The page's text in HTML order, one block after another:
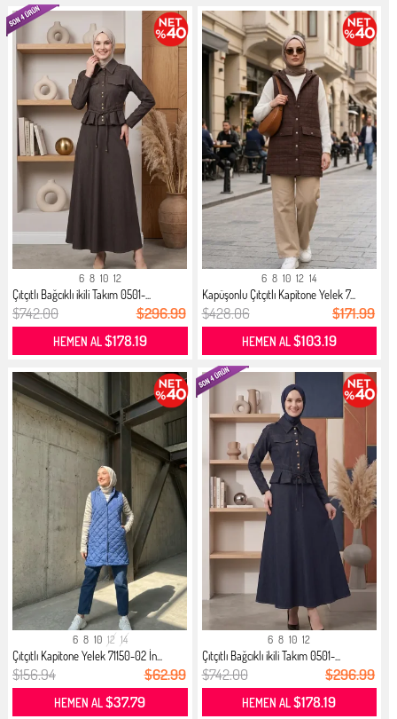
6 8 10 12
Çıtçıtlı Bağcıklı ikili Takım 0501-...
$742.00 $296.99
HEMEN AL$178.19
6 8 10 12 14
Kapüşonlu Çıtçıtlı Kapitone Yelek 7...
$428.06 $171.99
HEMEN AL$103.19
6 8 10 12 14
Çıtçıtlı Kapitone Yelek 71150-02 İn...
$156.94 $62.99
HEMEN AL$37.79
6 8 10 12
Çıtçıtlı Bağcıklı ikili Takım 0501-...
$742.00 $296.99
HEMEN AL$178.19